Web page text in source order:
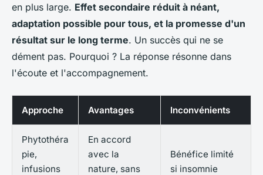
en plus large. Effet secondaire réduit à néant,
adaptation possible pour tous, et la promesse d'un
résultat sur le long terme. Un succès qui ne se
dément pas. Pourquoi ? La réponse résonne dans
l'écoute et l'accompagnement.
Approche Avantages Inconvénients
Phytothéra
pie,
infusions
En accord
avec la
nature, sans
Bénéfice limité
si insomnie